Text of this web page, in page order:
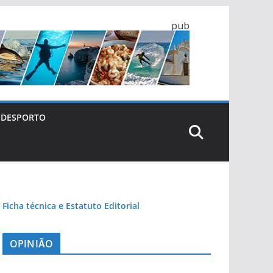
pub
DESPORTO
Ficha técnica e Estatuto Editorial
OPINIÃO